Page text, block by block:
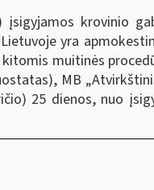
krovinio
yra
muitinės
MB
25 dienos, nuo